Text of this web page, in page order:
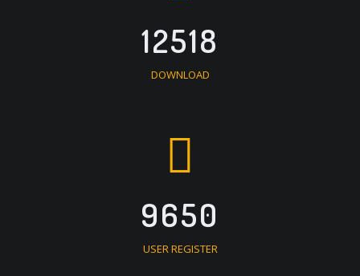
12518
DOWNLOAD
9650
USER REGISTER